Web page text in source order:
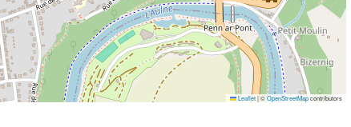
Leaflet |©OpenStreetMapcontributors